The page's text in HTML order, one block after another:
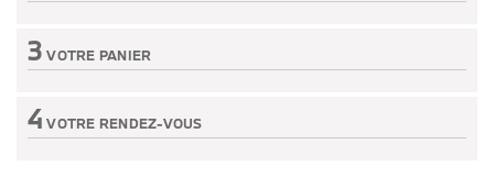
3 VOTRE PANIER
4 VOTRE RENDEZ-VOUS